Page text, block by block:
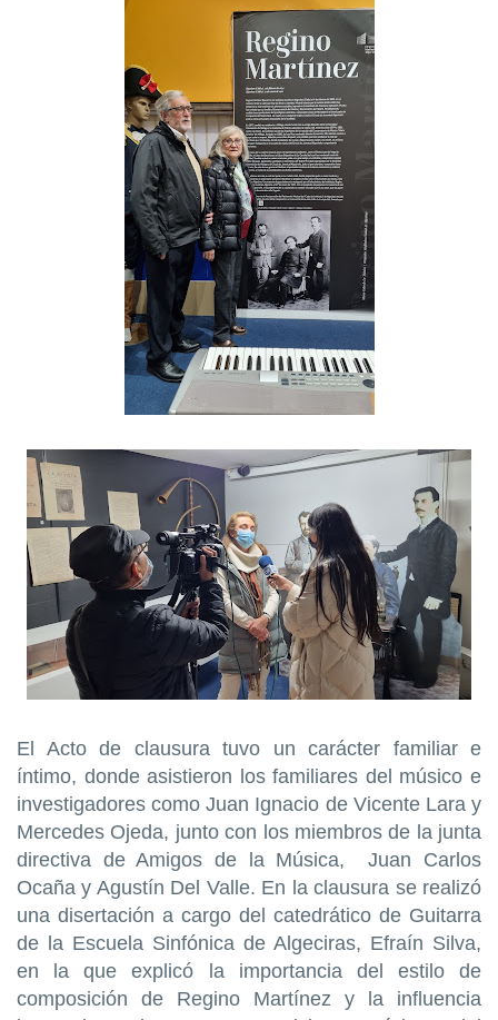
El Acto de clausura tuvo un carácter familiar e
íntimo, donde asistieron los familiares del músico e
investigadores como Juan Ignacio de Vicente Lara y
Mercedes Ojeda, junto con los miembros de la junta
directiva de Amigos de la Música, Juan Carlos
Ocaña y Agustín Del Valle. En la clausura se realizó
una disertación a cargo del catedrático de Guitarra
de la Escuela Sinfónica de Algeciras, Efraín Silva,
en la que explicó la importancia del estilo de
composición de Regino Martínez y la influencia